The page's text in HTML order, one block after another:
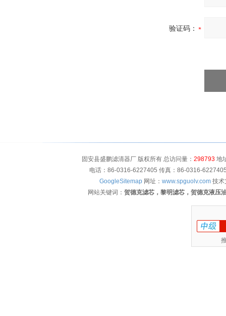
验证码：
固安县盛鹏滤清器厂 版权所有 总访问量： 298793地
电话：86-0316-6227405 传真：86-0316-
GoogleSitemap 网址： www.spguolv.com 技术
网站关键词： 贺德克滤芯，黎明滤芯，贺德克液压